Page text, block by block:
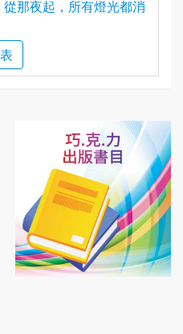
那夜起，所有燈光都消